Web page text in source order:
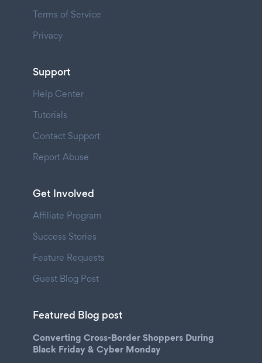
Terms of Service
Privacy
Support
Help Center
Tutorials
Contact Support
Report Abuse
Get Involved
Affiliate Program
Success Stories
Feature Requests
Guest Blog Post
Featured Blog post
Converting Cross-Border Shoppers During
Black Friday & Cyber Monday